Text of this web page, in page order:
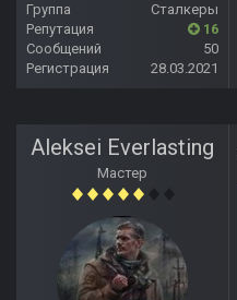
Группа
Сталкеры
Репутация
16
Сообщений
50
Регистрация
28.03.2021
Aleksei Everlasting
Мастер